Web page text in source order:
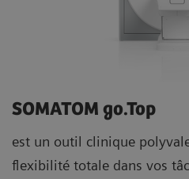
SOMATOM go.Top
est un outil clinique
flexibilité totale dans vos